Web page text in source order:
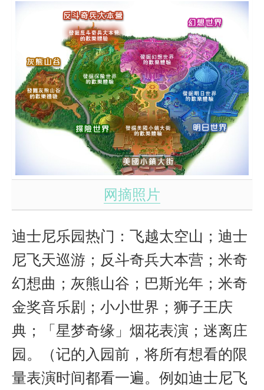
网摘照片
迪士尼乐园热门： 飞越太空山；迪士
尼飞天巡游；反斗奇兵大本营；米奇
幻想曲；灰熊山谷；巴斯光年；米奇
金奖音乐剧；小小世界；狮子王庆
典；「星梦奇缘」烟花表演；迷离庄
园。（记的入园前，将所有想看的限
量表演时间都看一遍。例如迪士尼飞